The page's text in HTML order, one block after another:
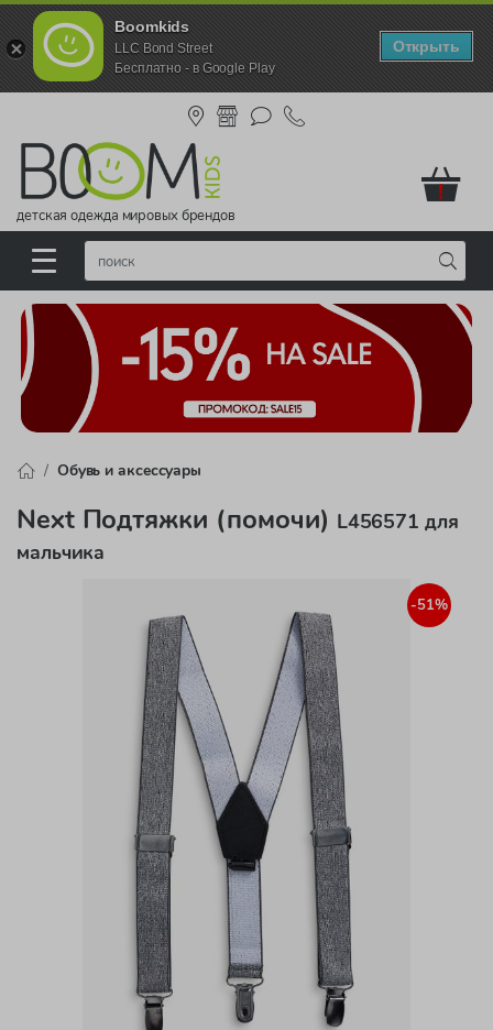
Boomkids
LLC Bond Street
Бесплатно - в Google Play
Открыть
детская одежда мировых брендов
!
Обувь и аксессуары
Next Подтяжки (помочи) L456571 для
мальчика
-51%